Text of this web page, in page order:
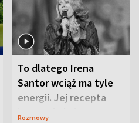
To dlatego Irena
Santor wciąż ma tyle
energii. Jej recepta
jest zaskakująco
Rozmowy